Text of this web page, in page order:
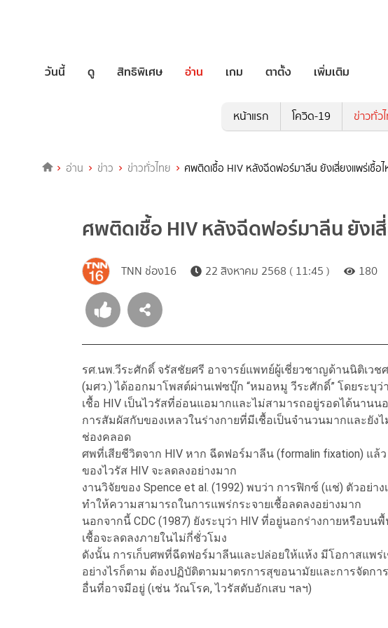
วันนี้ ดู สิทธิพิเศษ อ่าน เกม ตาตั้ง เพิ่มเติม
หน้าแรก โควิด-19 ข่าวทั่ว
อ่าน ข่าว ข่าวทั่วไทย ศพติดเชื้อ HIV หลังฉีดฟอร์มาลีน ยังเสี่ยงแพร่เชื้อ
ศพติดเชื้อ HIV หลังฉีดฟอร์มาลีน ยังเ
TNN ช่อง16 22 สิงหาคม 2568 ( 11:45 ) 180
รศ.นพ.วีระศักดิ์ จรัสชัยศรี อาจารย์แพทย์ผู้เชี่ยวชาญด้านนิติเว
(มศว.) ได้ออกมาโพสต์ผ่านเฟซบุ๊ก “หมอหมู วีระศักดิ์” โดยระบุว่า
เชื้อ HIV เป็นไวรัสที่อ่อนแอมากและไม่สามารถอยู่รอดได้นานน
การสัมผัสกับของเหลวในร่างกายที่มีเชื้อเป็นจำนวนมากและยัง
ช่องคลอด
ศพที่เสียชีวิตจาก HIV หาก ฉีดฟอร์มาลีน (formalin fixation) แล้
ของไวรัส HIV จะลดลงอย่างมาก
งานวิจัยของ Spence et al. (1992) พบว่า การฟิกซ์ (แช่) ตัวอย่า
ทำให้ความสามารถในการแพร่กระจายเชื้อลดลงอย่างมาก
นอกจากนี้ CDC (1987) ยังระบุว่า HIV ที่อยู่นอกร่างกายหรือบ
เชื้อจะลดลงภายในไม่กี่ชั่วโมง
ดังนั้น การเก็บศพที่ฉีดฟอร์มาลีนและปล่อยให้แห้ง มีโอกาสแพร่
อย่างไรก็ตาม ต้องปฏิบัติตามมาตรการสุขอนามัยและการจัดกา
อื่นที่อาจมีอยู่ (เช่น วัณโรค, ไวรัสตับอักเสบ ฯลฯ)